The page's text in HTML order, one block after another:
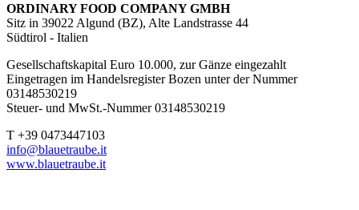
ORDINARY FOOD COMPANY GMBH
Sitz in 39022 Algund (BZ), Alte Landstrasse 44
Südtirol - Italien
Gesellschaftskapital Euro 10.000, zur Gänze eingezahlt
Eingetragen im Handelsregister Bozen unter der Nummer
03148530219
Steuer- und MwSt.-Nummer 03148530219
T +39 0473447103
info@blauetraube.it
www.blauetraube.it